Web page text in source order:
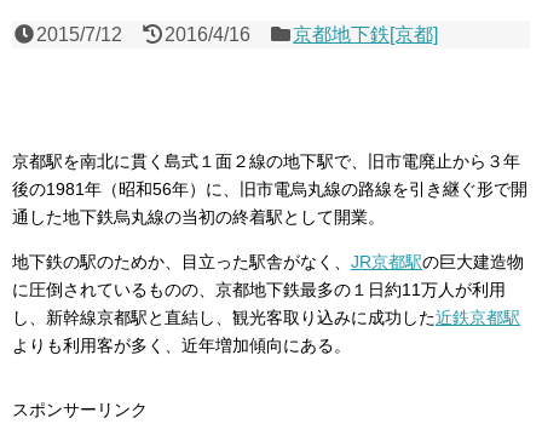
2015/7/12 2016/4/16 京都地下鉄[京都]
京都駅を南北に貫く島式１面２線の地下駅で、旧市電廃止から３年
後の1981年（昭和56年）に、旧市電烏丸線の路線を引き継ぐ形で開
通した地下鉄烏丸線の当初の終着駅として開業。
地下鉄の駅のためか、目立った駅舎がなく、 JR京都駅の巨大建造物
に圧倒されているものの、京都地下鉄最多の１日約11万人が利用
し、新幹線京都駅と直結し、観光客取り込みに成功した近鉄京都駅
よりも利用客が多く、近年増加傾向にある。
スポンサーリンク